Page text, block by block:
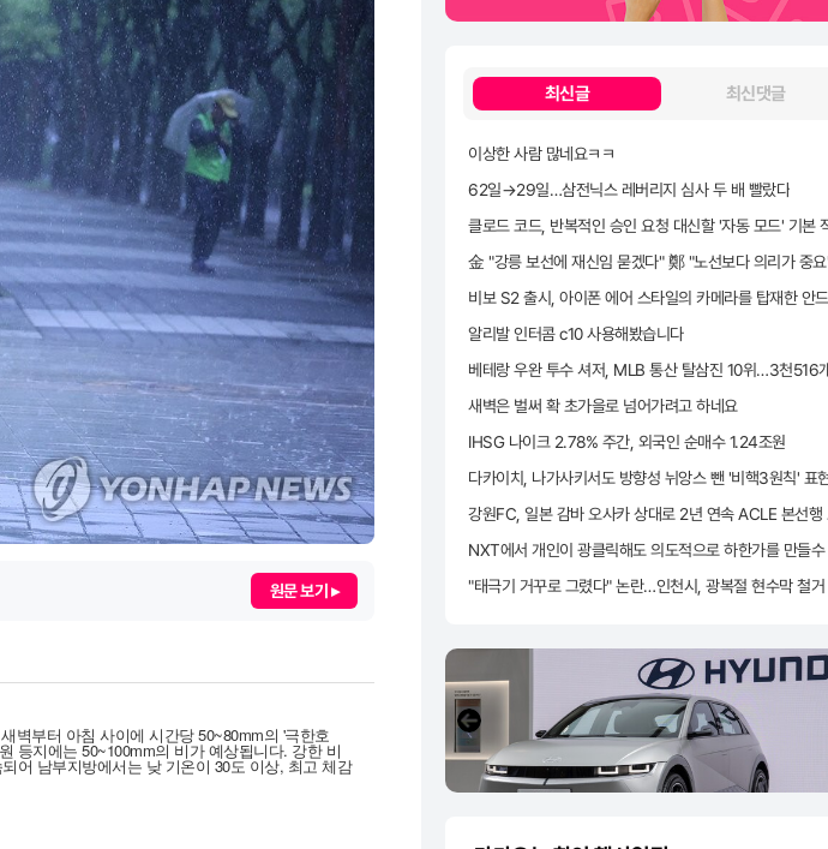
원문 보기 ▸
벽부터 아침 사이에 시간당 50~80mm의 '극한호
등지에는 50~100mm의 비가 예상됩니다. 강한 비
어 남부지방에서는 낮 기온이 30도 이상, 최고 체감
최신글 최신댓글
이상한 사람 많네요ㅋㅋ
62일→29일…삼전닉스 레버리지 심사 두 배 빨랐다
알리발 인터콤 c10 사용해봤습니다
새벽은 벌써 확 초가을로 넘어가려고 하네요
IHSG 나이크 2.78% 주간, 외국인 순매수 1.24조원